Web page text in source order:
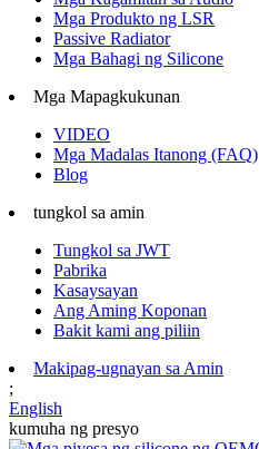
Mga Produkto ng LSR
Passive Radiator
Mga Bahagi ng Silicone
Mga Mapagkukunan
VIDEO
Mga Madalas Itanong (FAQ)
Blog
tungkol sa amin
Tungkol sa JWT
Pabrika
Kasaysayan
Ang Aming Koponan
Bakit kami ang piliin
Makipag-ugnayan sa Amin
;
English
kumuha ng presyo